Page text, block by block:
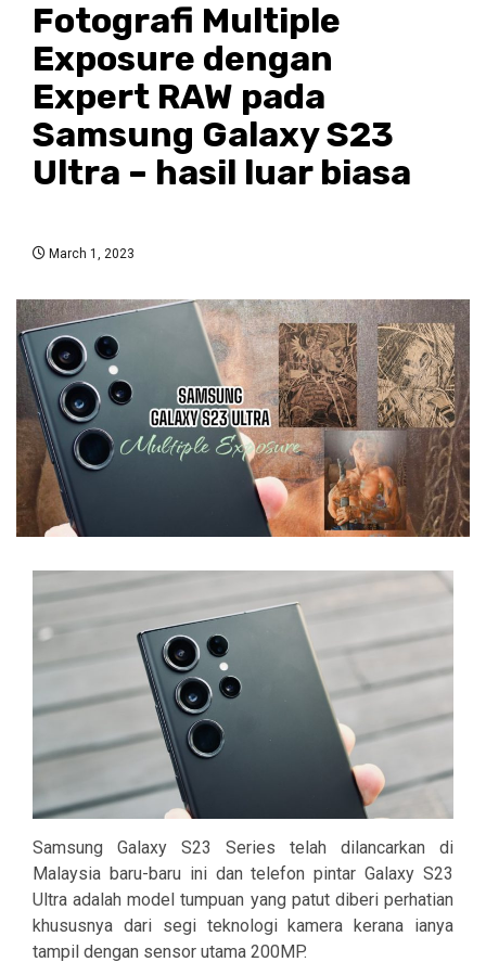
Fotografi Multiple
Exposure dengan
Expert RAW pada
Samsung Galaxy S23
Ultra – hasil luar biasa
March 1, 2023
Samsung Galaxy S23 Series telah dilancarkan di
Malaysia baru-baru ini dan telefon pintar Galaxy S23
Ultra adalah model tumpuan yang patut diberi perhatian
khususnya dari segi teknologi kamera kerana ianya
tampil dengan sensor utama 200MP.